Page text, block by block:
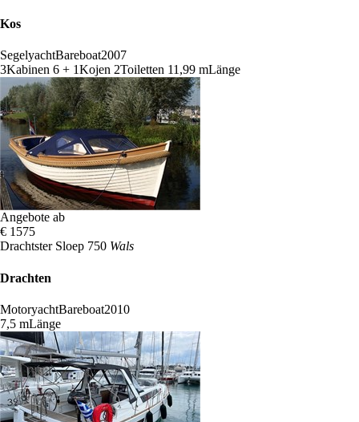
Kos
SegelyachtBareboat2007
3Kabinen 6 + 1Kojen 2Toiletten 11,99 mLänge
Angebote ab
€ 1575
Drachtster Sloep 750 Wals
Drachten
MotoryachtBareboat2010
7,5 mLänge